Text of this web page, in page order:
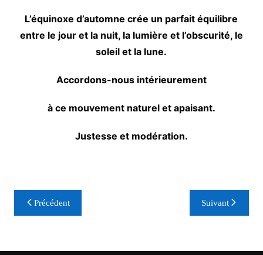
L’équinoxe d’automne crée un parfait équilibre
entre le jour et la nuit, la lumière et l’obscurité, le
soleil et la lune.
Accordons-nous intérieurement
à ce mouvement naturel et apaisant.
Justesse et modération.
Navigation
de
Précédent Suivant